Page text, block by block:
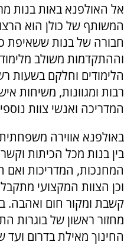
אל האולפנא באות בנות
המשותף של כולן הוא
חבורה של בנות ששאיפת
וההתקדמות משולב
הלימודים וחלקם בשעות
רבות ומגוונות, משיחות
המדריכה ואנשי צוות
באולפנא אווירה
בין בנות מכל הכיתות
המחנכות, המדריכות
וכן הצוות המקצועי
קשבת ומקור חום ואהבה.
מחזור ראשון של בוגרות
החינוך מאילת בדרום